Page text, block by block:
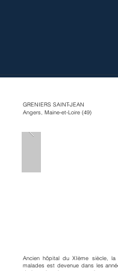
GRENIERS SAINT-JEAN
Angers, Maine-et-Loire (49)
Ancien hôpital du XIème siècle, la
malades est devenue dans les